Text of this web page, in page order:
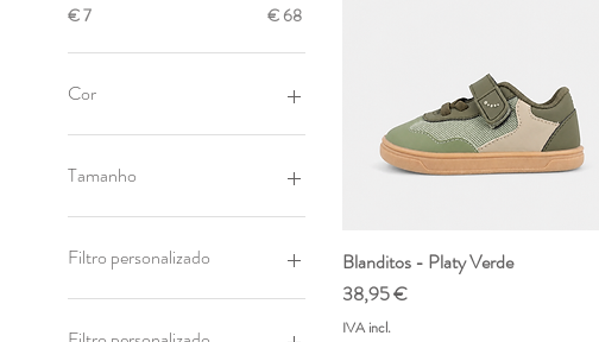
€ 7 € 68
Cor
Tamanho
19
22
Filtro personalizado
Rooties
Visualização rápida
Blanditos - Platy Verde
Preço
38,95 €
IVA incl.